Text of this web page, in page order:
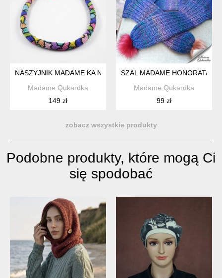
NASZYJNIK MADAME KA NR 14
Madame Qukardka
149 zł
SZAL MADAME HONORATA
Madame Qukardka
99 zł
zobacz wszystkie produkty
Podobne produkty, które mogą Ci
się spodobać